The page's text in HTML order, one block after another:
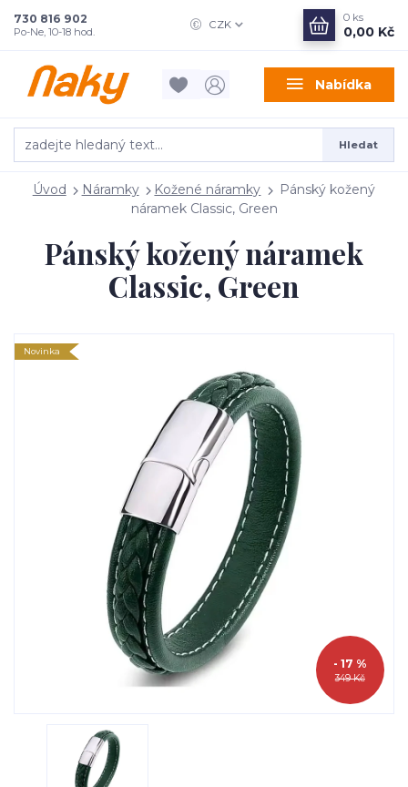
Nabídka
CZK
Hledat
730 816 902
Po-Ne, 10-18 hod.
0 ks
0,00 Kč
Úvod Náramky Kožené náramky
Pánský kožený
náramek Classic, Green
Pánský kožený náramek
Classic, Green
Novinka
349 Kč
- 17 %